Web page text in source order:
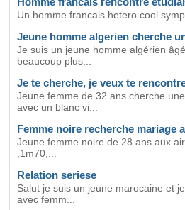
Un homme francais hetero cool
Jeune homme algerien cherche
Je suis un jeune homme algérien
beaucoup plus...
Je te cherche, je veux te
Jeune femme de 32 ans cherche
avec un blanc vi...
Femme noire recherche mariage
Jeune femme noire de 28 ans aux
,1m70,...
Relation seriese
Salut je suis un jeune marocaine et
avec femm...